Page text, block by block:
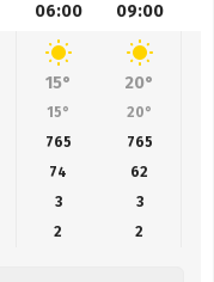
06:00 09:00
15° 20°
15° 20°
765 765
74 62
3
3
2 2